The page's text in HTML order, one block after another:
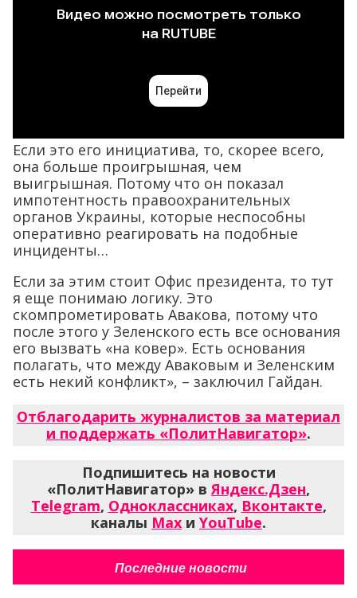
Если это его инициатива, то, скорее всего,
она больше проигрышная, чем
выигрышная. Потому что он показал
импотентность правоохранительных
органов Украины, которые неспособны
оперативно реагировать на подобные
инциденты…
Если за этим стоит Офис президента, то тут
я еще понимаю логику. Это
скомпрометировать Авакова, потому что
после этого у Зеленского есть все основания
его вызвать «на ковер». Есть основания
полагать, что между Аваковым и Зеленским
есть некий конфликт», – заключил Гайдан.
Отблагодарить журналистов за материал
и поддержать «ПолитНавигатор».
Подпишитесь на новости
«ПолитНавигатор» вЯндекс.Дзен,
Telegram, Одноклассниках, Вконтакте,
каналы Max и YouTube.
Последние новости